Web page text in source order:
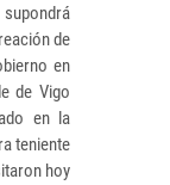
de
en
de Vigo
en la
teniente
hoy